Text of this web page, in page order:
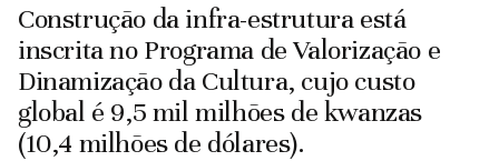
Construção da infra-estrutura está
inscrita no Programa de Valorização e
Dinamização da Cultura, cujo custo
global é 9,5 mil milhões de kwanzas
(10,4 milhões de dólares).